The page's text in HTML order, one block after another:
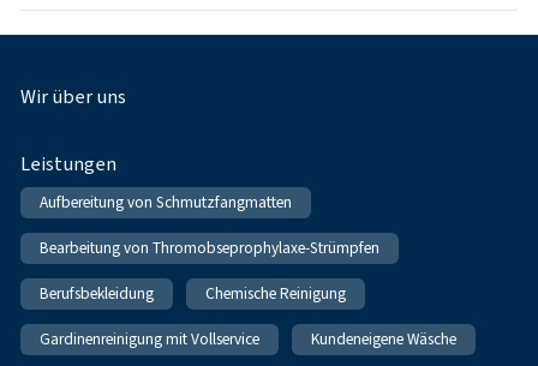
Fußnavigation
Wir über uns
Leistungen
Aufbereitung von Schmutzfangmatten
Bearbeitung von Thromobseprophylaxe-Strümpfen
Berufsbekleidung Chemische Reinigung
Gardinenreinigung mit Vollservice Kundeneigene Wäsche